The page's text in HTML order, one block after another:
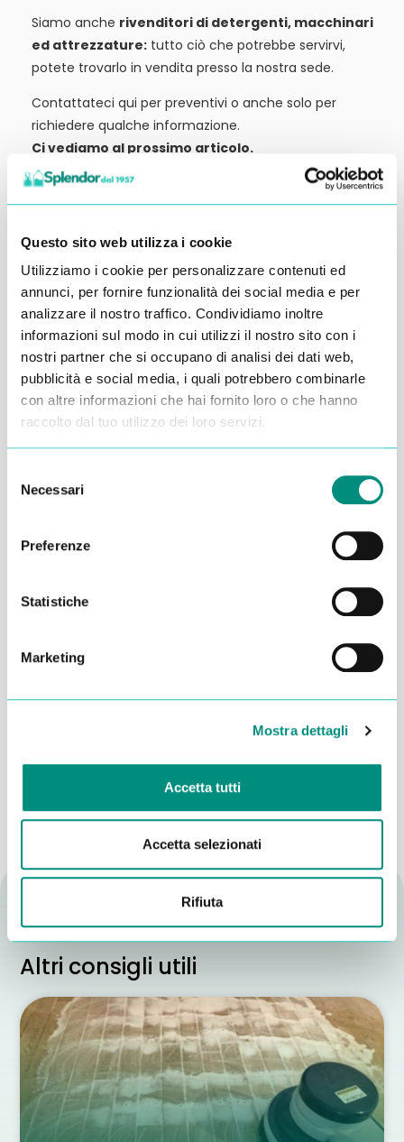
Questo sito web utilizza i cookie
Utilizziamo i cookie per personalizzare contenuti ed
annunci, per fornire funzionalità dei social media e per
analizzare il nostro traffico. Condividiamo inoltre
informazioni sul modo in cui utilizzi il nostro sito con i
nostri partner che si occupano di analisi dei dati web,
pubblicità e social media, i quali potrebbero combinarle
con altre informazioni che hai fornito loro o che hanno
raccolto dal tuo utilizzo dei loro servizi.
delNecessari
Preferenze
Statistiche
Marketing
Mostra dettagli
Accetta tutti
Accetta selezionati
Rifiuta
Siamo anche rivenditori di detergenti, macchinari
ed attrezzature: tutto ciò che potrebbe servirvi,
potete trovarlo in vendita presso la nostra sede.
Contattateci qui per preventivi o anche solo per
richiedere qualche informazione.
Ci vediamo al prossimo articolo.
Alessandro Alfonsetti
Inserisci i tuoi dati qui, ti ricontatteremo
entro 48 ore
INVIA
Altri consigli utili